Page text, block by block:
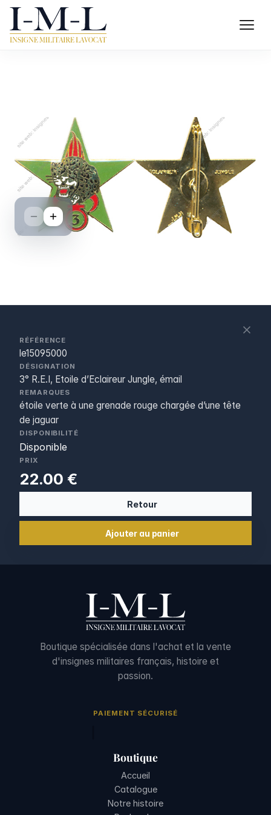
RÉFÉRENCE
le15095000
DÉSIGNATION
3° R.E.I, Etoile d’Eclaireur Jungle, émail
REMARQUES
étoile verte à une grenade rouge chargée d’une tête
de jaguar
DISPONIBILITÉ
Disponible
PRIX
22.00 €
Retour
Ajouter au panier
Boutique spécialisée dans l'achat et la vente
d'insignes militaires français, histoire et
passion.
PAIEMENT SÉCURISÉ
Boutique
Accueil
Catalogue
Notre histoire